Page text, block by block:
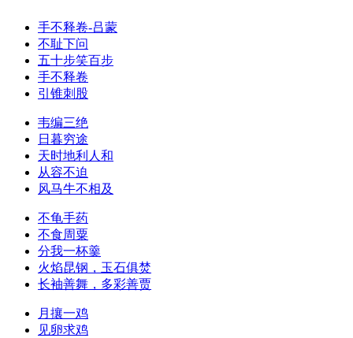
手不释卷-吕蒙
不耻下问
五十步笑百步
手不释卷
引锥刺股
韦编三绝
日暮穷途
天时地利人和
从容不迫
风马牛不相及
不龟手药
不食周粟
分我一杯羹
火焰昆钢，玉石俱焚
长袖善舞，多彩善贾
月攘一鸡
见卵求鸡